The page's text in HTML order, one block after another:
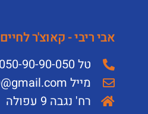
אבי ריבי - קאוצ'ר לחיים
טל 050-90-90-050
מייל avirivi10@gmail.com
רח' נגבה 9 עפולה